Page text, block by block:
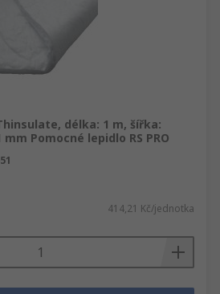
délka: 1 m, šířka:
Pomocné lepidlo RS PRO
414,21 Kč/jednotka